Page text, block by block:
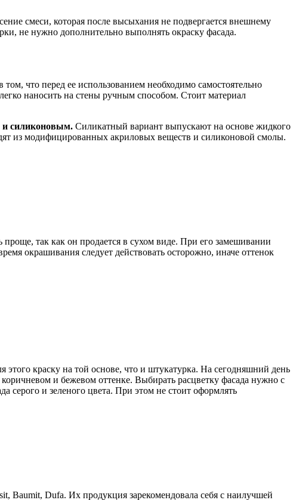
смеси, которая после высыхания не подвергается внешнему
не нужно дополнительно выполнять окраску фасада.
что перед ее использованием необходимо самостоятельно
наносить на стены ручным способом. Стоит материал
и силиконовым. Силикатный вариант выпускают на основе жидкого
из модифицированных акриловых веществ и силиконовой смолы.
так как он продается в сухом виде. При его замешивании
окрашивания следует действовать осторожно, иначе оттенок
краску на той основе, что и штукатурка. На сегодняшний день
и бежевом оттенке. Выбирать расцветку фасада нужно с
серого и зеленого цвета. При этом не стоит оформлять
Baumit, Dufa. Их продукция зарекомендовала себя с наилучшей